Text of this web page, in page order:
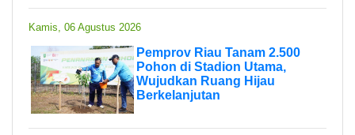
Kamis, 06 Agustus 2026
Pemprov Riau Tanam 2.500
Pohon di Stadion Utama,
Wujudkan Ruang Hijau
Berkelanjutan